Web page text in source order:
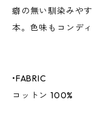
癖の無い馴染みや
本。色味もコンデ
•FABRIC
コットン 100%